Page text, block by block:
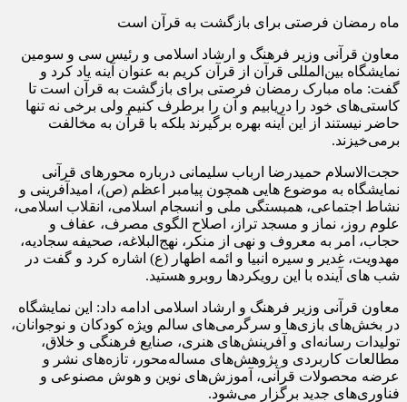
ماه رمضان فرصتی برای بازگشت به قرآن است
معاون قرآنی وزیر فرهنگ و ارشاد اسلامی و رئیس سی و سومین
نمایشگاه بین‌المللی قرآن از قرآن کریم به عنوان آینه یاد کرد و
گفت: ماه مبارک رمضان فرصتی برای بازگشت به قرآن است تا
کاستی‌های خود را دریابیم و آن را برطرف کنیم ولی برخی نه تنها
حاضر نیستند از این آینه بهره برگیرند بلکه با قرآن به مخالفت
برمی‌خیزند.
حجت‌الاسلام حمیدرضا ارباب سلیمانی درباره محورهای قرآنی
نمایشگاه به موضوع هایی همچون پیامبر اعظم (ص)، امیدآفرینی و
نشاط اجتماعی، همبستگی ملی و انسجام اسلامی، انقلاب اسلامی،
علوم روز، نماز و مسجد تراز، اصلاح الگوی مصرف، عفاف و
حجاب، امر به معروف و نهی از منکر، نهج‌البلاغه، صحیفه سجادیه،
مهدویت، غدیر و سیره انبیا و ائمه اطهار (ع) اشاره کرد و گفت در
شب های آینده با این رویکردها روبرو هستید.
معاون قرآنی وزیر فرهنگ و ارشاد اسلامی ادامه داد: این نمایشگاه
در بخش‌های بازی‌ها و سرگرمی‌های سالم ویژه کودکان و نوجوانان،
تولیدات رسانه‌ای و آفرینش‌های هنری، صنایع فرهنگی و خلاق،
مطالعات کاربردی و پژوهش‌های مساله‌محور، تازه‌های نشر و
عرضه محصولات قرآنی، آموزش‌های نوین و هوش مصنوعی و
فناوری‌های جدید برگزار می‌شود.